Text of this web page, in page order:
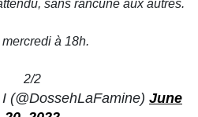
sans rancune aux autres.
à 18h.
2/2
(@DossehLaFamine) June